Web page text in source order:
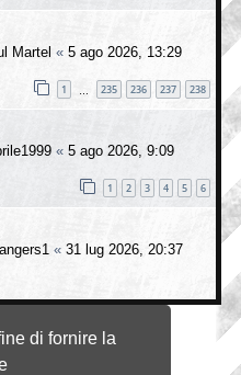
di fornire la
Martel « 5 ago 2026, 13:29
1 235 236 237 238
« 5 ago 2026, 9:09
1 2 3 4 5 6
« 31 lug 2026, 20:37